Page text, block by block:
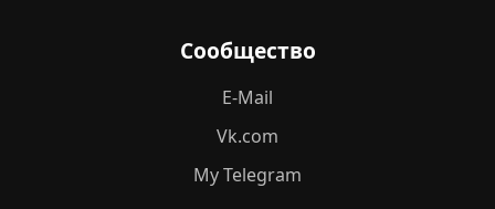
Сообщество
E-Mail
Vk.com
My Telegram